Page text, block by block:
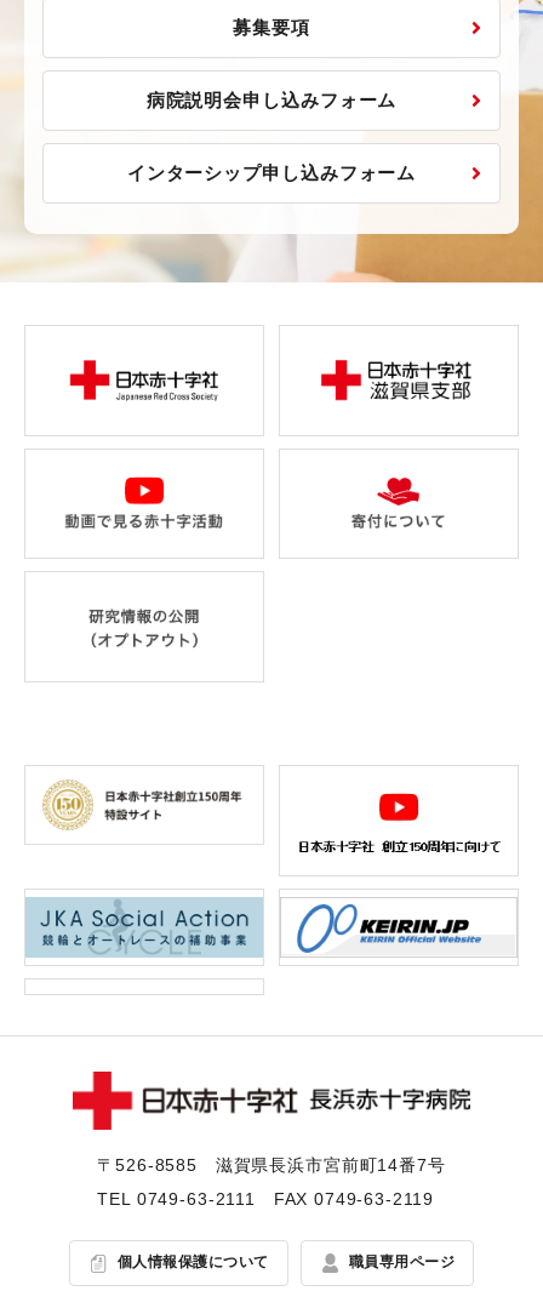
募集要項
病院説明会申し込みフォーム
インターシップ申し込みフォーム
〒526-8585 滋賀県⻑浜市宮前町14番7号
TEL 0749-63-2111 FAX 0749-63-2119
個人情報保護について 職員専用ページ